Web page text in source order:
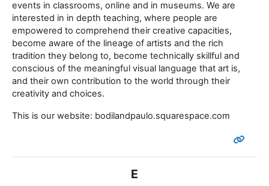
events in classrooms, online and in museums. We are
interested in in depth teaching, where people are
empowered to comprehend their creative capacities,
become aware of the lineage of artists and the rich
tradition they belong to, become technically skillful and
conscious of the meaningful visual language that art is,
and their own contribution to the world through their
creativity and choices.
This is our website: bodilandpaulo.squarespace.com
E